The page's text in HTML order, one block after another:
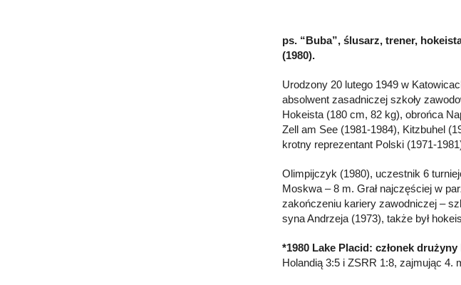
ps. “Buba”, ślusarz, trener,
(1980).
Urodzony 20 lutego 1949 w
absolwent zasadniczej szkoły
Hokeista (180 cm, 82 kg), obrońca
Zell am See (1981-1984), Kitzbuhel
krotny reprezentant Polski (1971-
Olimpijczyk (1980), uczestnik 6
Moskwa – 8 m. Grał najczęściej w
zakończeniu kariery zawodniczej –
syna Andrzeja (1973), także był
*1980 Lake Placid: członek
Holandią 3:5 i ZSRR 1:8, zajmując 4.